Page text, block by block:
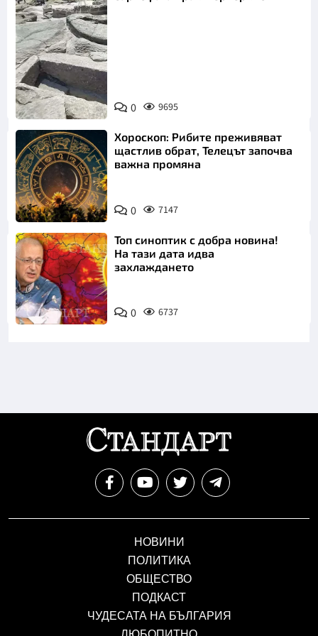
Снимка:
Bulgaria ON
AIR
0 9695
Хороскоп: Рибите преживяват
щастлив обрат, Телецът започва
важна промяна
0 7147
Топ синоптик с добра новина!
На тази дата идва
захлаждането
0 6737
НОВИНИ
ПОЛИТИКА
ОБЩЕСТВО
ПОДКАСТ
ЧУДЕСАТА НА БЪЛГАРИЯ